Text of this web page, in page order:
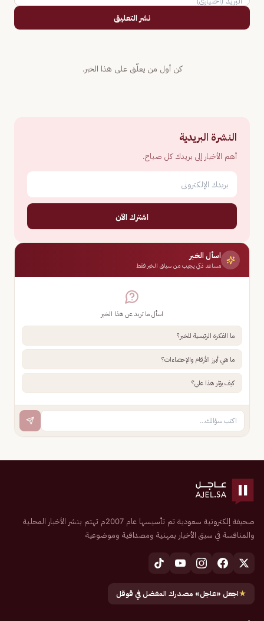
نشر التعليق
كن أول من يعلّق على هذا الخبر.
النشرة البريدية
أهم الأخبار إلى بريدك كل صباح.
اشترك الآن
اسأل الخبر
مساعد ذكي يجيب من سياق الخبر فقط
اسأل ما تريد عن هذا الخبر
ما الفكرة الرئيسية للخبر؟
ما هي أبرز الأرقام والإحصاءات؟
كيف يؤثر هذا علي؟
صحيفة إلكترونية سعودية تم تأسيسها عام 2007م تهتم بنشر الأخبار المحلية
والمنافسة في سبق الأخبار بمهنية ومصداقية وموضوعية
★اجعل «عاجل» مصدرك المفضل في قوقل